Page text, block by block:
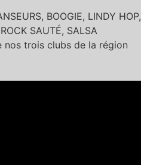
BOOGIE, LINDY HOP,
SAUTÉ, SALSA
nos trois clubs de la région